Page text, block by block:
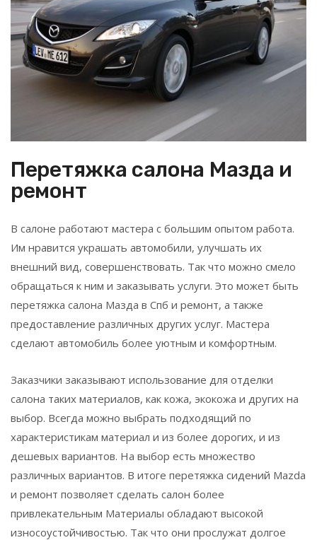
Перетяжка салона Мазда и
ремонт
В салоне работают мастера с большим опытом работа.
Им нравится украшать автомобили, улучшать их
внешний вид, совершенствовать. Так что можно смело
обращаться к ним и заказывать услуги. Это может быть
перетяжка салона Мазда в Спб и ремонт, а также
предоставление различных других услуг. Мастера
сделают автомобиль более уютным и комфортным.
Заказчики заказывают использование для отделки
салона таких материалов, как кожа, экокожа и других на
выбор. Всегда можно выбрать подходящий по
характеристикам материал и из более дорогих, и из
дешевых вариантов. На выбор есть множество
различных вариантов. В итоге перетяжка сидений Mazda
и ремонт позволяет сделать салон более
привлекательным Материалы обладают высокой
износоустойчивостью. Так что они прослужат долгое